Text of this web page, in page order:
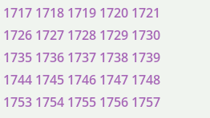
1717 1718 1719 1720 1721
1726 1727 1728 1729 1730
1735 1736 1737 1738 1739
1744 1745 1746 1747 1748
1753 1754 1755 1756 1757